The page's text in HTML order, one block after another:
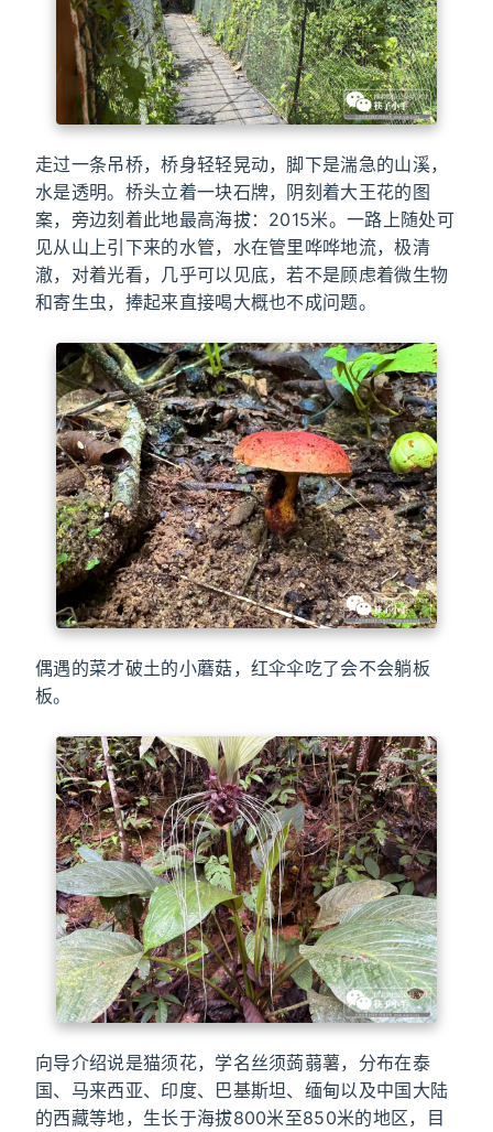
走过一条吊桥，桥身轻轻晃动，脚下是湍急的山溪，
水是透明。桥头立着一块石牌，阴刻着大王花的图
案，旁边刻着此地最高海拔：2015米。一路上随处可
见从山上引下来的水管，水在管里哗哗地流，极清
澈，对着光看，几乎可以见底，若不是顾虑着微生物
和寄生虫，捧起来直接喝大概也不成问题。
偶遇的菜才破土的小蘑菇，红伞伞吃了会不会躺板
板。
向导介绍说是猫须花，学名丝须蒟蒻薯，分布在泰
国、马来西亚、印度、巴基斯坦、缅甸以及中国大陆
的西藏等地，生长于海拔800米至850米的地区，目